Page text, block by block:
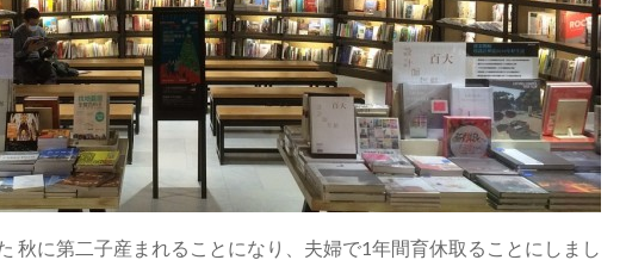
秋に第二子産まれることになり、夫婦で1年間育休取ることにしまし